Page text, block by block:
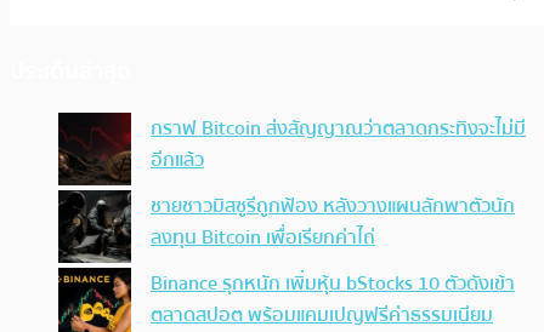
กราฟ Bitcoin ส่งสัญญาณว่าตลาดกระทิงจะไม่มี
อีกแล้ว
ชายชาวมิสซูรีถูกฟ้อง หลังวางแผนลักพาตัวนัก
ลงทุน Bitcoin เพื่อเรียกค่าไถ่
Binance รุกหนัก เพิ่มหุ้น bStocks 10 ตัวดังเข้า
ตลาดสปอต พร้อมแคมเปญฟรีค่าธรรมเนียม